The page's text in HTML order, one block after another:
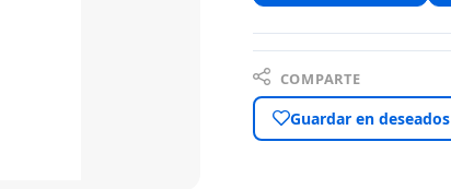
COMPARTE
Guardar en deseados